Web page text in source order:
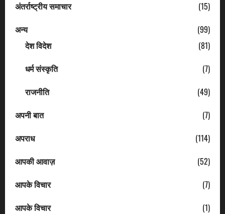
अंतर्राष्ट्रीय समाचार
(15)
अन्य
(99)
देश विदेश
(81)
धर्म संस्कृति
(7)
राजनीति
(49)
अपनी बात
(7)
अपराध
(114)
आपकी आवाज़
(52)
आपके विचार
(7)
आपके विचार
(1)